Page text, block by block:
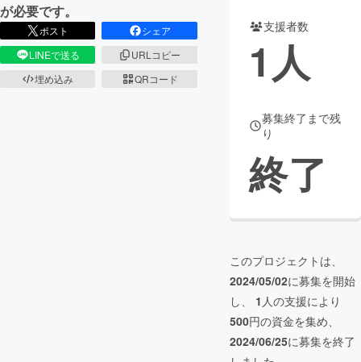
CAMPFIRE for Social Good
CAMPFIRE Creation
CAMPFIREふるさと納税
コミュニティ
が必要です。
ポスト
シェア
LINEで送る
URLコピー
埋め込み
QRコード
支援者数
1人
募集終了まで残
り
終了
このプロジェクトは、
2024/05/02に募集を開始
し、 1 人の支援により
500円の資金を集め、
2024/06/25に募集を終了